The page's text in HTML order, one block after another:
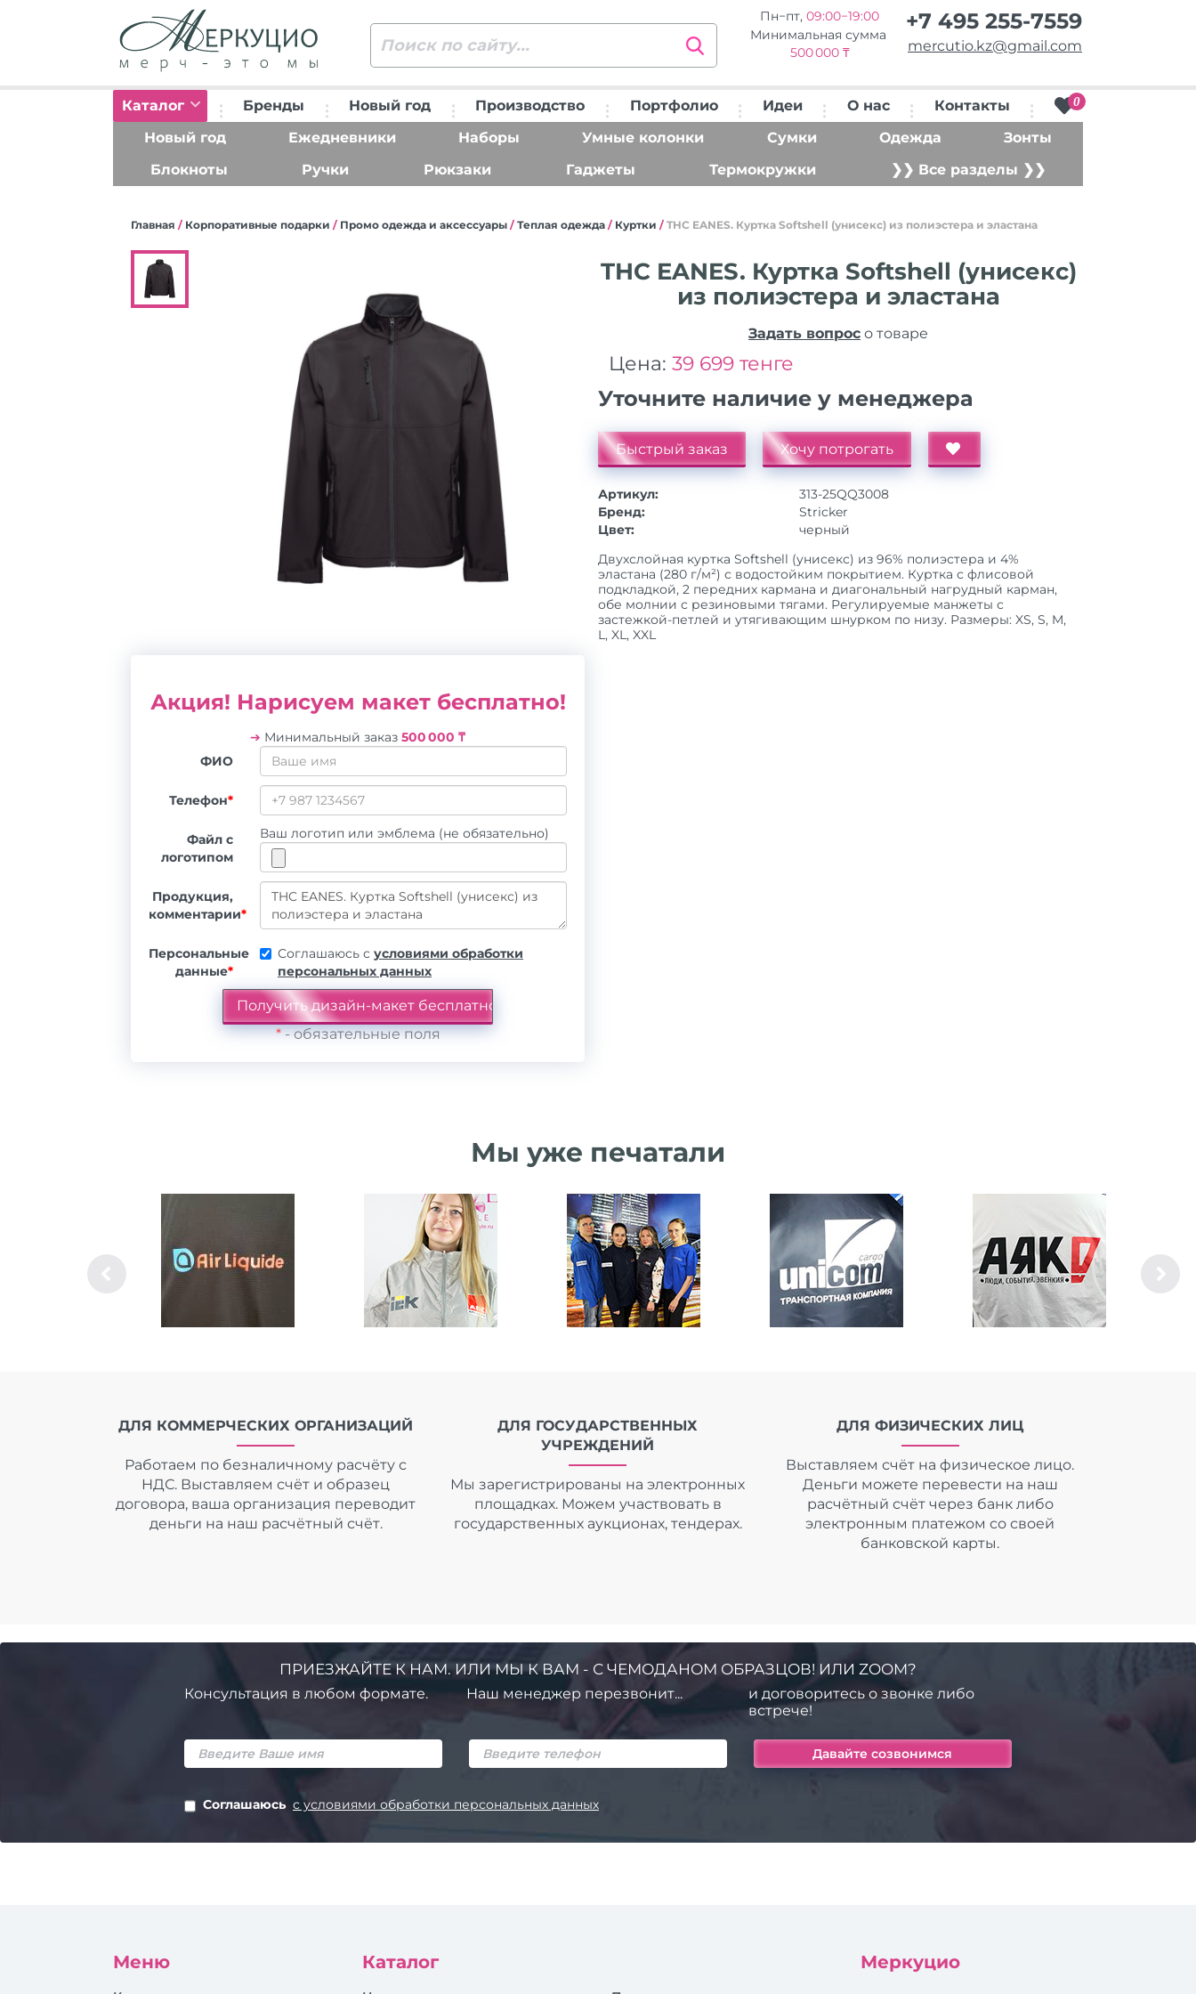
Пн−пт, 09:00−19:00
Минимальная сумма
500 000 ₸
+7 495 255-7559
mercutio.kz@gmail.com
Каталог Бренды Новый год Производство Портфолио Идеи О нас Контакты 0
Новый год Ежедневники Наборы Умные колонки Сумки Одежда
Зонты
Блокноты
Ручки Рюкзаки Гаджеты Термокружки ❯❯ Все разделы ❯❯
Главная / Корпоративные подарки / Промо одежда и аксессуары / Теплая одежда / Куртки / THC EANES. Куртка Softshell (унисекс) из полиэстера и эластана
Акция! Нарисуем макет бесплатно!
➔ Минимальный заказ 500 000 ₸
ФИО
Телефон*
Файл с
логотипом
Ваш логотип или эмблема (не обязательно)
Продукция,
комментарии*
Персональные
данные*
Соглашаюсь с условиями обработки
персональных данных
*- обязательные поля
THC EANES. Куртка Softshell (унисекс)
из полиэстера и эластана
Задать вопрос о товаре
Цена: 39 699 тенге
Уточните наличие у менеджера
Быстрый заказ Хочу потрогать
Артикул:
313-25QQ3008
Бренд:
Stricker
Цвет:
черный
Двухслойная куртка Softshell (унисекс) из 96% полиэстера и 4%
эластана (280 г/м²) с водостойким покрытием. Куртка с флисовой
подкладкой, 2 передних кармана и диагональный нагрудный карман,
обе молнии с резиновыми тягами. Регулируемые манжеты с
застежкой-петлей и утягивающим шнурком по низу. Размеры: XS, S, M,
L, XL, XXL
Мы уже печатали
ДЛЯ КОММЕРЧЕСКИХ ОРГАНИЗАЦИЙ
Работаем по безналичному расчёту с
НДС. Выставляем счёт и образец
договора, ваша организация переводит
деньги на наш расчётный счёт.
ДЛЯ ГОСУДАРСТВЕННЫХ
УЧРЕЖДЕНИЙ
Мы зарегистрированы на электронных
площадках. Можем участвовать в
государственных аукционах, тендерах.
ДЛЯ ФИЗИЧЕСКИХ ЛИЦ
Выставляем счёт на физическое лицо.
Деньги можете перевести на наш
расчётный счёт через банк либо
электронным платежом со своей
банковской карты.
ПРИЕЗЖАЙТЕ К НАМ. ИЛИ МЫ К ВАМ - С ЧЕМОДАНОМ ОБРАЗЦОВ! ИЛИ ZOOM?
Консультация в любом формате. Наш менеджер перезвонит...
и договоритесь о звонке либо
встрече!
Соглашаюсь с условиями обработки персональных данных
Меню Каталог Меркуцио